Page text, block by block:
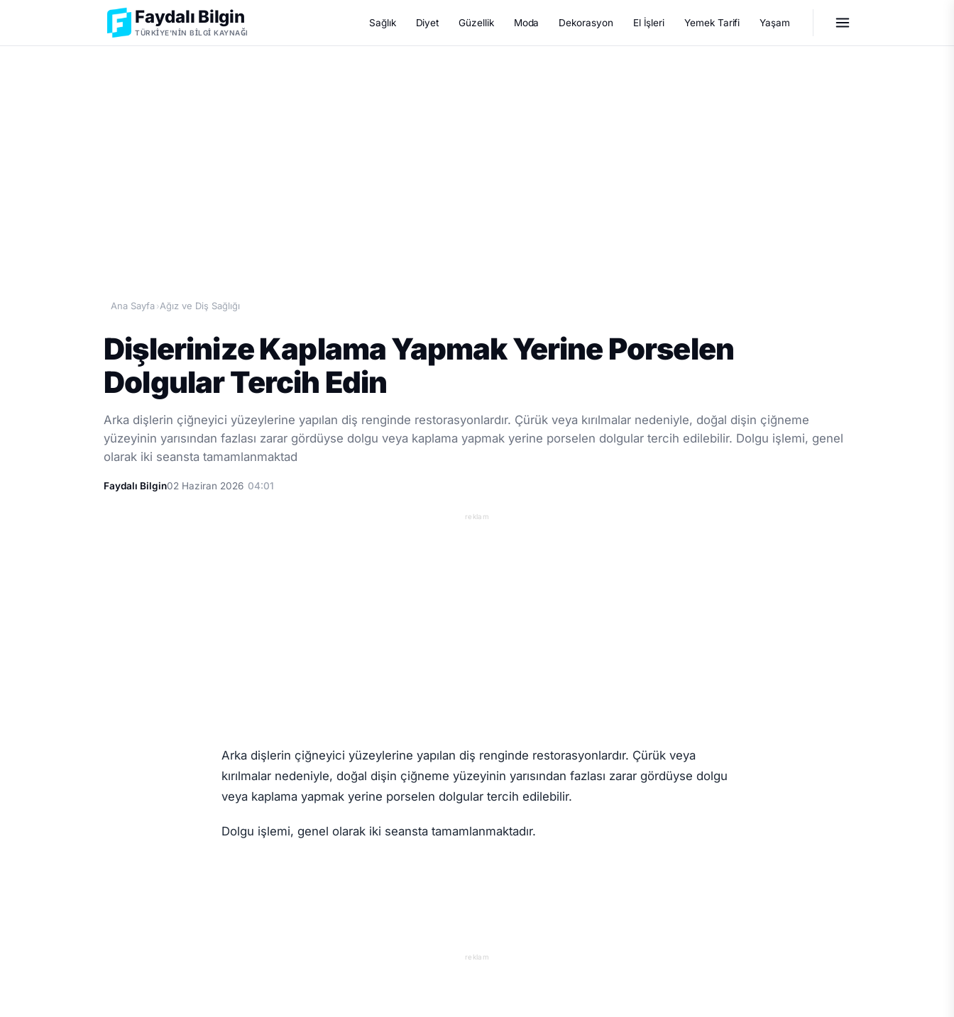
Faydalı Bilgin
TÜRKIYE'NIN BILGI KAYNAĞI
Sağlık Diyet Güzellik Moda Dekorasyon El İşleri Yemek Tarifi Yaşam
Ana Sayfa ›Ağız ve Diş Sağlığı
Dişlerinize Kaplama Yapmak Yerine Porselen
Dolgular Tercih Edin
Arka dişlerin çiğneyici yüzeylerine yapılan diş renginde restorasyonlardır. Çürük veya kırılmalar nedeniyle, doğal dişin çiğneme
yüzeyinin yarısından fazlası zarar gördüyse dolgu veya kaplama yapmak yerine porselen dolgular tercih edilebilir. Dolgu işlemi, genel
olarak iki seansta tamamlanmaktad
Faydalı Bilgin02 Haziran 2026 04:01
reklam
Arka dişlerin çiğneyici yüzeylerine yapılan diş renginde restorasyonlardır. Çürük veya
kırılmalar nedeniyle, doğal dişin çiğneme yüzeyinin yarısından fazlası zarar gördüyse dolgu
veya kaplama yapmak yerine porselen dolgular tercih edilebilir.
Dolgu işlemi, genel olarak iki seansta tamamlanmaktadır.
reklam